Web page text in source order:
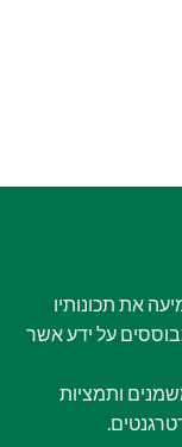
את תכונותיו
על ידע אשר
ותמציות